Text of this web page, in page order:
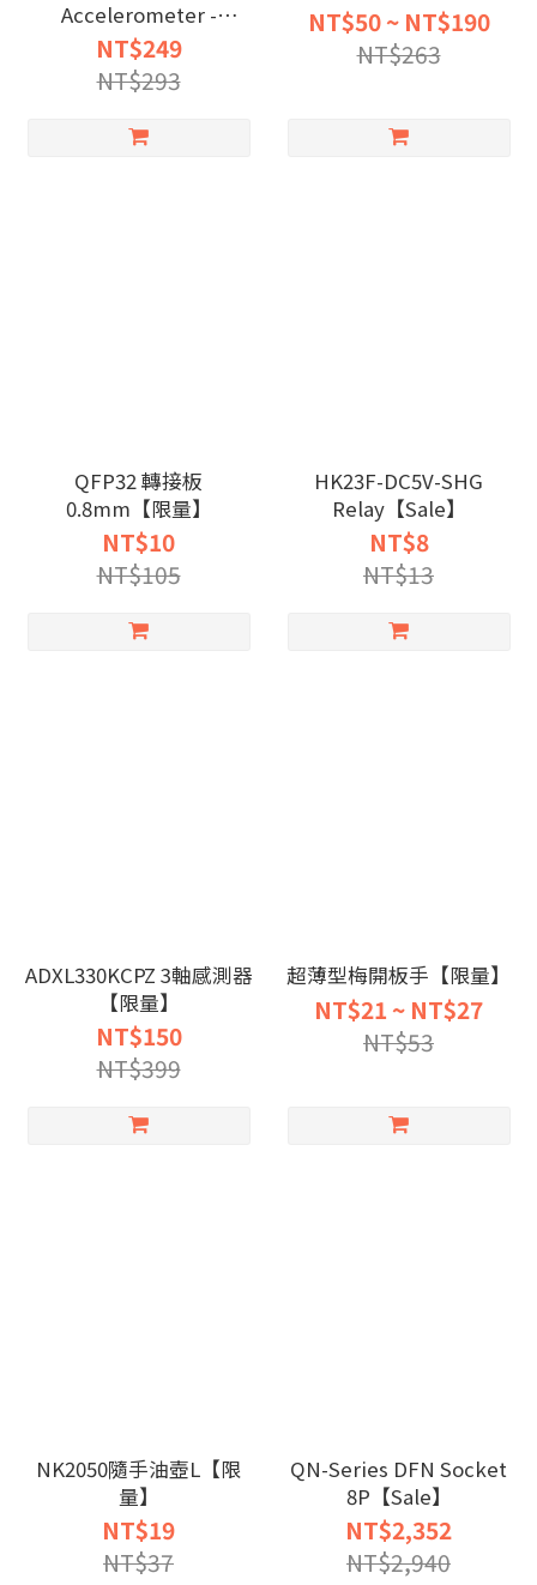
Accelerometer -
ADXL335 BK-
ADXL335【限量】
NT$249
NT$293
NT$50 ~ NT$190
NT$263
QFP32 轉接板
0.8mm【限量】
NT$10
NT$105
HK23F-DC5V-SHG
Relay【Sale】
NT$8
NT$13
ADXL330KCPZ 3軸感測器
【限量】
NT$150
NT$399
超薄型梅開板手【限量】
NT$21 ~ NT$27
NT$53
NK2050隨手油壺L【限
量】
NT$19
NT$37
QN-Series DFN Socket
8P【Sale】
NT$2,352
NT$2,940